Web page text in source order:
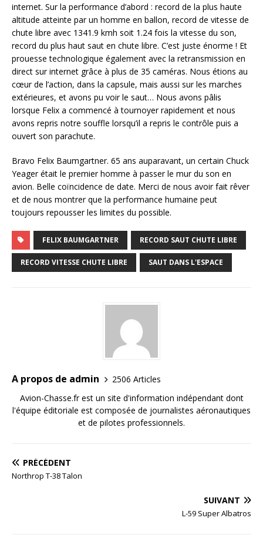
internet. Sur la performance d’abord : record de la plus haute
altitude atteinte par un homme en ballon, record de vitesse de
chute libre avec 1341.9 kmh soit 1.24 fois la vitesse du son,
record du plus haut saut en chute libre. C’est juste énorme ! Et
prouesse technologique également avec la retransmission en
direct sur internet grâce à plus de 35 caméras. Nous étions au
cœur de l’action, dans la capsule, mais aussi sur les marches
extérieures, et avons pu voir le saut… Nous avons pâlis
lorsque Felix a commencé à tournoyer rapidement et nous
avons repris notre souffle lorsqu’il a repris le contrôle puis a
ouvert son parachute.
Bravo Felix Baumgartner. 65 ans auparavant, un certain Chuck
Yeager était le premier homme à passer le mur du son en
avion. Belle coïncidence de date. Merci de nous avoir fait rêver
et de nous montrer que la performance humaine peut
toujours repousser les limites du possible.
FELIX BAUMGARTNER RECORD SAUT CHUTE LIBRE
RECORD VITESSE CHUTE LIBRE SAUT DANS L'ESPACE
A propos de admin
2506 Articles
Avion-Chasse.fr est un site d'information indépendant dont
l'équipe éditoriale est composée de journalistes aéronautiques
et de pilotes professionnels.
PRÉCÉDENT
Northrop T-38 Talon
SUIVANT
L-59 Super Albatros